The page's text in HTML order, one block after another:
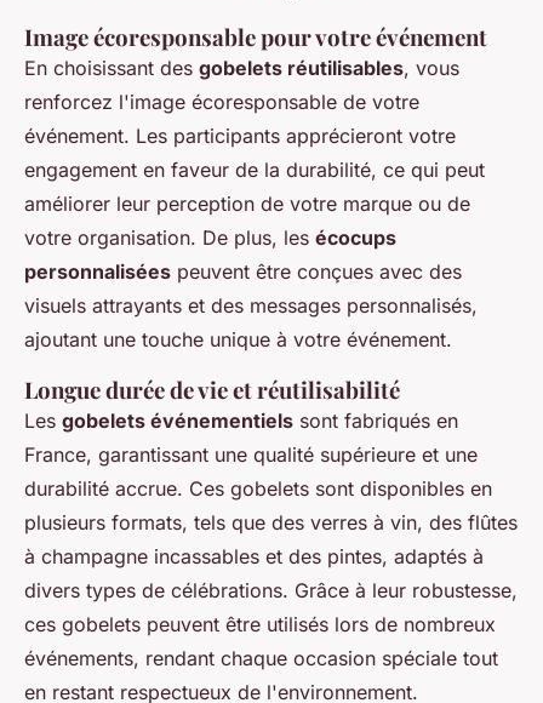
Image écoresponsable pour votre événement
En choisissant des gobelets réutilisables, vous
renforcez l'image écoresponsable de votre
événement. Les participants apprécieront votre
engagement en faveur de la durabilité, ce qui peut
améliorer leur perception de votre marque ou de
votre organisation. De plus, les écocups
personnalisées peuvent être conçues avec des
visuels attrayants et des messages personnalisés,
ajoutant une touche unique à votre événement.
Longue durée de vie et réutilisabilité
Les gobelets événementiels sont fabriqués en
France, garantissant une qualité supérieure et une
durabilité accrue. Ces gobelets sont disponibles en
plusieurs formats, tels que des verres à vin, des flûtes
à champagne incassables et des pintes, adaptés à
divers types de célébrations. Grâce à leur robustesse,
ces gobelets peuvent être utilisés lors de nombreux
événements, rendant chaque occasion spéciale tout
en restant respectueux de l'environnement.